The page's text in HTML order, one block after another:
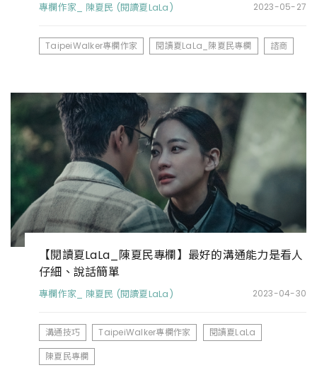
專欄作家_ 陳夏民 (閱讀夏LaLa) 2023-05-27
TaipeiWalker專欄作家 閱讀夏LaLa_陳夏民專欄 諮商
【閱讀夏LaLa_陳夏民專欄】最好的溝通能力是看人
仔細、說話簡單
專欄作家_ 陳夏民 (閱讀夏LaLa) 2023-04-30
溝通技巧 TaipeiWalker專欄作家
閱讀夏LaLa
陳夏民專欄